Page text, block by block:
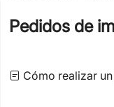
Pedidos de
Cómo realizar